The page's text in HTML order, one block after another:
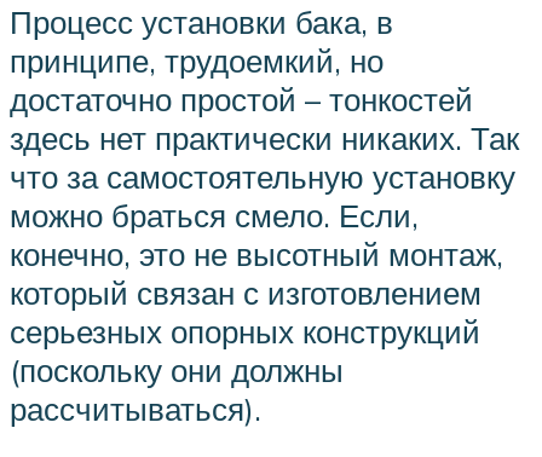
Процесс установки бака, в
принципе, трудоемкий, но
достаточно простой – тонкостей
здесь нет практически никаких. Так
что за самостоятельную установку
можно браться смело. Если,
конечно, это не высотный монтаж,
который связан с изготовлением
серьезных опорных конструкций
(поскольку они должны
рассчитываться).